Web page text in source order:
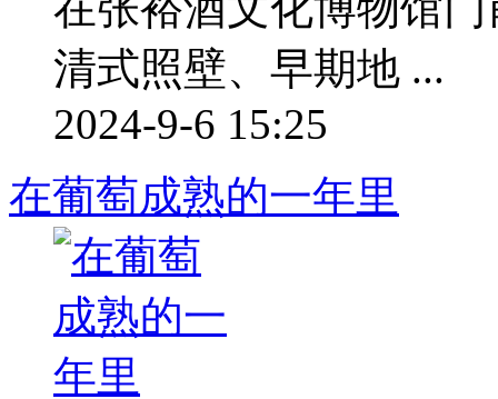
清式照壁、早期地 ...
2024-9-6 15:25
在葡萄成熟的一年里